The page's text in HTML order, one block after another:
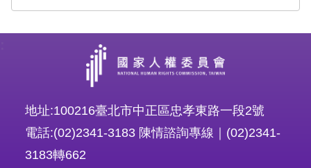
地址:100216臺北市中正區忠孝東路一段2號
電話:(02)2341-3183 陳情諮詢專線｜(02)2341-
3183轉662